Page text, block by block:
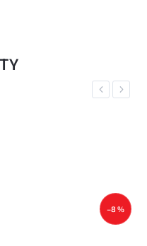
Previous
–8 %
Next